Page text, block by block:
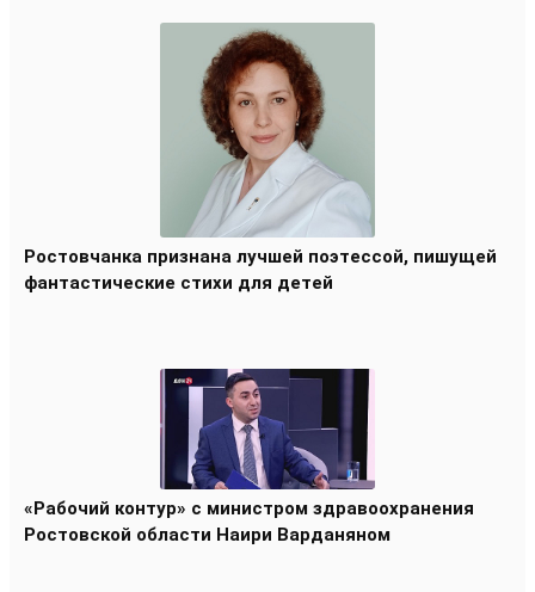
Ростовчанка признана лучшей поэтессой, пишущей
фантастические стихи для детей
«Рабочий контур» с министром здравоохранения
Ростовской области Наири Варданяном